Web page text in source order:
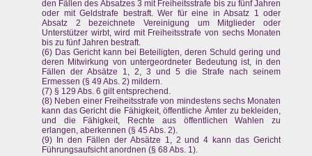
den Fällen des Absatzes 3 mit Freiheitsstrafe bis zu fünf Jahren
oder mit Geldstrafe bestraft. Wer für eine in Absatz 1 oder
Absatz 2 bezeichnete Vereinigung um Mitglieder oder
Unterstützer wirbt, wird mit Freiheitsstrafe von sechs Monaten
bis zu fünf Jahren bestraft.
(6) Das Gericht kann bei Beteiligten, deren Schuld gering und
deren Mitwirkung von untergeordneter Bedeutung ist, in den
Fällen der Absätze 1, 2, 3 und 5 die Strafe nach seinem
Ermessen (§ 49 Abs. 2) mildern.
(7) § 129 Abs. 6 gilt entsprechend.
(8) Neben einer Freiheitsstrafe von mindestens sechs Monaten
kann das Gericht die Fähigkeit, öffentliche Ämter zu bekleiden,
und die Fähigkeit, Rechte aus öffentlichen Wahlen zu
erlangen, aberkennen (§ 45 Abs. 2).
(9) In den Fällen der Absätze 1, 2 und 4 kann das Gericht
Führungsaufsicht anordnen (§ 68 Abs. 1).